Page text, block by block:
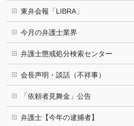
東弁会報「LIBRA」
今月の弁護士業界
弁護士懲戒処分検索センター
会長声明・談話（不祥事）
「依頼者見舞金」公告
弁護士【今年の逮捕者】